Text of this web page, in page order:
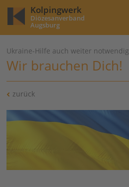
Kolpingwerk
Diözesanverband
Augsburg
Ukraine-Hilfe auch weiter notwendig
Wir brauchen Dich!
zurück